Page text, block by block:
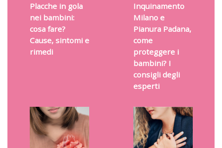
Placche in gola
nei bambini:
cosa fare?
Cause, sintomi e
rimedi
Inquinamento
Milano e
Pianura Padana,
come
proteggere i
bambini? I
consigli degli
esperti